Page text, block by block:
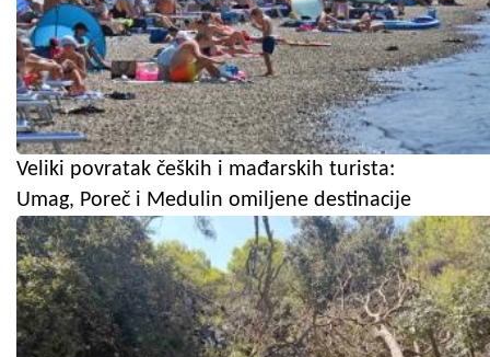
Veliki povratak čeških i mađarskih turista:
Umag, Poreč i Medulin omiljene destinacije